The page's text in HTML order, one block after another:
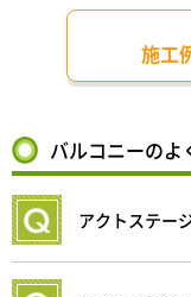
施工
バルコニーのよ
アクトステー